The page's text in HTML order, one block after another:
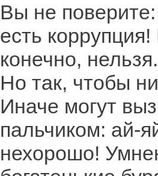
Вы не
есть
конечно,
Но так, чтобы
Иначе могут
пальчиком: ай-
нехорошо!